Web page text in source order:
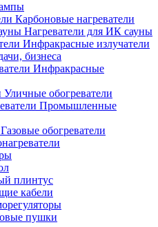
Карбоновые нагреватели
Нагреватели для ИК сауны
Инфракрасные излучатели
бизнеса
Инфракрасные
Уличные обогреватели
Промышленные
Газовые обогреватели
плинтус
кабели
пушки